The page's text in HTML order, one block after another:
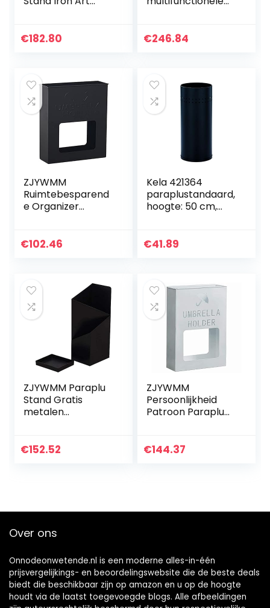
Regenhoes,
€182.80
paraplurek,
basis, zwaar en
stabiel, 25 X 25 X
60 cm, roze
€246.84
ZJYWMM
Ruimtebesparend
e Organizer
paraplustandaard
g/terras/lobby/fo
yer/hoek/gangen
(kleur: zwart)
€102.46
Kela 421364
paraplustandaard,
hoogte: 50 cm,
€41.89
ZJYWMM Paraplu
Stand Gratis
metalen
wandelstokken,
€152.52
ZJYWMM
Persoonlijkheid
Patroon Paraplu
Houder, voor
€144.37
Over ons
Onnodeonwetende.nl is een moderne alles-in-één
prijsvergelijkings- en beoordelingswebsite die de beste deals
biedt die beschikbaar zijn op amazon en u op de hoogte
houdt via de laatst toegevoegde blogs. Alle afbeeldingen